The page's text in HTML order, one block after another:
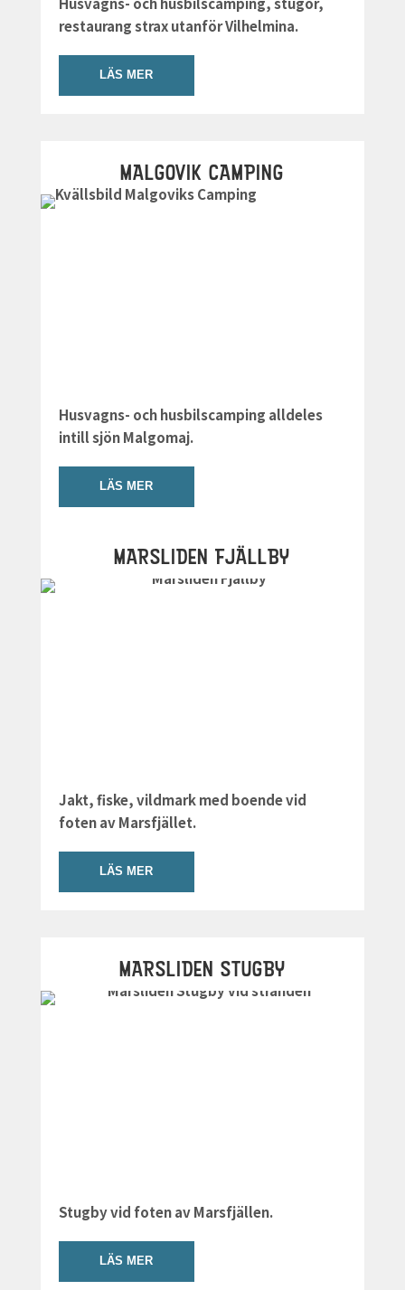
restaurang strax utanför Vilhelmina.
LÄS MER
MALGOVIK CAMPING
Husvagns- och husbilscamping alldeles
intill sjön Malgomaj.
LÄS MER
MARSLIDEN FJÄLLBY
Jakt, fiske, vildmark med boende vid
foten av Marsfjället.
LÄS MER
MARSLIDEN STUGBY
Stugby vid foten av Marsfjällen.
LÄS MER